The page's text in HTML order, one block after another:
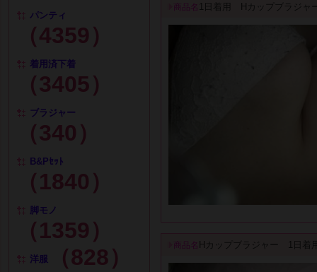
パンティ
（4359）
着用済下着
（3405）
ブラジャー
（340）
B&Pｾｯﾄ
（1840）
脚モノ
（1359）
洋服 （828）
商品名 1日着用 Hカップブラジャ
商品名 Hカップブラジャー 1日着